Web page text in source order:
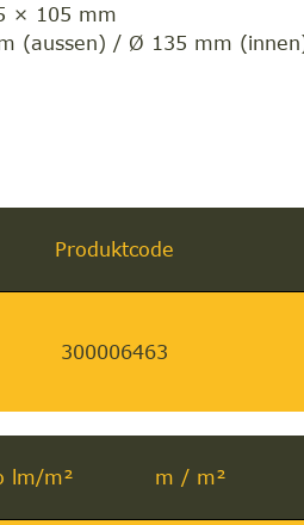
× 105 mm
(aussen) / Ø 135 mm
Produktcode
300006463
lm/m² m / m²